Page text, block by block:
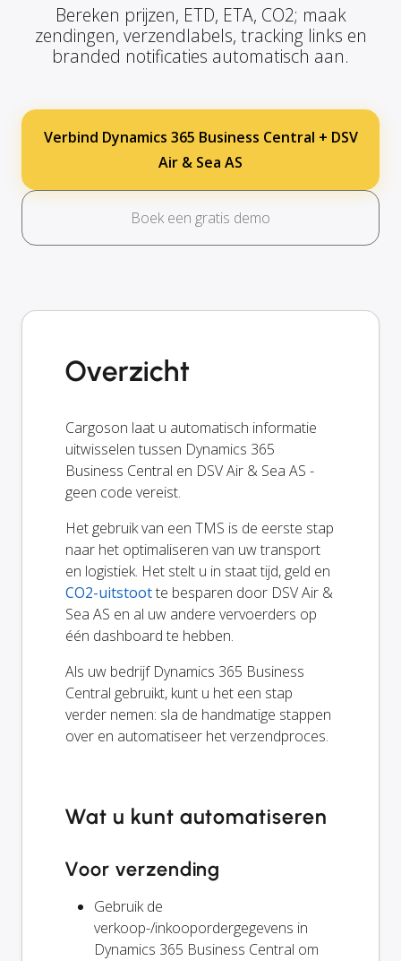
Bereken prijzen, ETD, ETA, CO2; maak
zendingen, verzendlabels, tracking links en
branded notificaties automatisch aan.
Verbind Dynamics 365 Business Central + DSV
Air & Sea AS
Boek een gratis demo
Overzicht
Cargoson laat u automatisch informatie
uitwisselen tussen Dynamics 365
Business Central en DSV Air & Sea AS -
geen code vereist.
Het gebruik van een TMS is de eerste stap
naar het optimaliseren van uw transport
en logistiek. Het stelt u in staat tijd, geld en
CO2-uitstootte besparen door DSV Air &
Sea AS en al uw andere vervoerders op
één dashboard te hebben.
Als uw bedrijf Dynamics 365 Business
Central gebruikt, kunt u het een stap
verder nemen: sla de handmatige stappen
over en automatiseer het verzendproces.
Wat u kunt automatiseren
Voor verzending
Gebruik de
verkoop-/inkoopordergegevens in
Dynamics 365 Business Central om